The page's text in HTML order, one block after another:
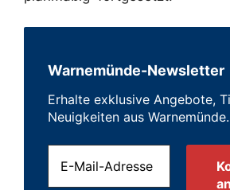
Warnemünde-Newsletter
Erhalte exklusive Angebote,
Neuigkeiten aus Warnemünde.